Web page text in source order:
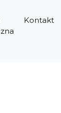
Kontakt